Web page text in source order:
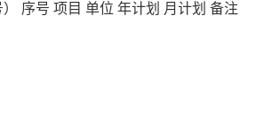
序号 项目 单位 年计划 月计划 备注